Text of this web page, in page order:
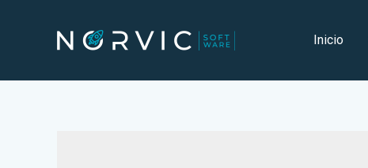
Inicio